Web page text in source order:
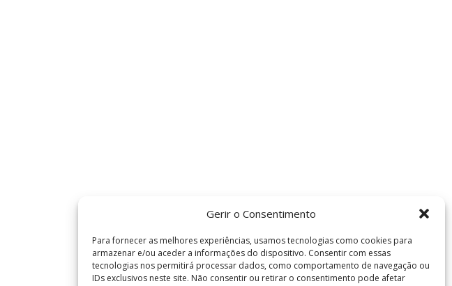
Gerir o Consentimento
Para fornecer as melhores experiências, usamos tecnologias como cookies para
armazenar e/ou aceder a informações do dispositivo. Consentir com essas
tecnologias nos permitirá processar dados, como comportamento de navegação ou
IDs exclusivos neste site. Não consentir ou retirar o consentimento pode afetar